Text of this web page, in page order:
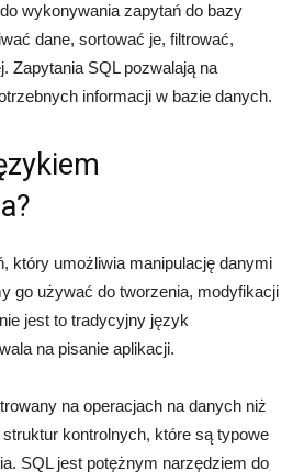
wykonywania zapytań do bazy
dane, sortować je, filtrować,
Zapytania SQL pozwalają na
informacji w bazie danych.
który umożliwia manipulację danymi
go używać do tworzenia, modyfikacji
jest to tradycyjny język
na pisanie aplikacji.
na operacjach na danych niż
kontrolnych, które są typowe
SQL jest potężnym narzędziem do